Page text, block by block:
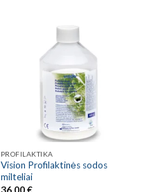
PROFILAKTIKA
Vision Profilaktinės sodos
milteliai
36,00€